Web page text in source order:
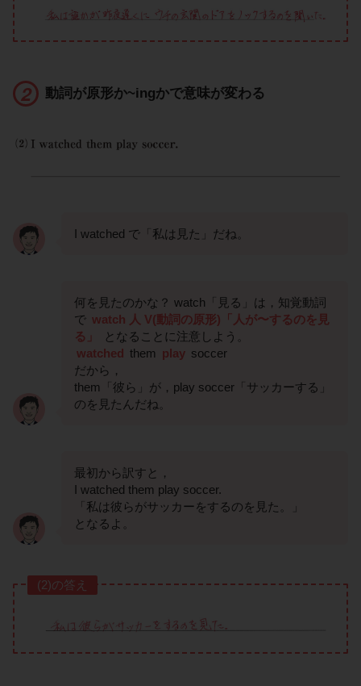
動詞が原形か~ingかで意味が変わる
I watched で「私は見た」だね。
何を見たのかな？ watch「見る」は，知覚動詞
で watch 人 V(動詞の原形)「人が〜するのを見
る」
となることに注意しよう。
watched them play soccer
だから，
them「彼ら」が，play soccer「サッカーする」
のを見たんだね。
最初から訳すと，
I watched them play soccer.
「私は彼らがサッカーをするのを見た。」
となるよ。
(2)の答え